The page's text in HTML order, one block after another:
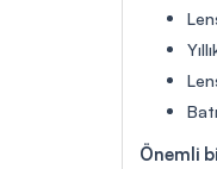
Önemli